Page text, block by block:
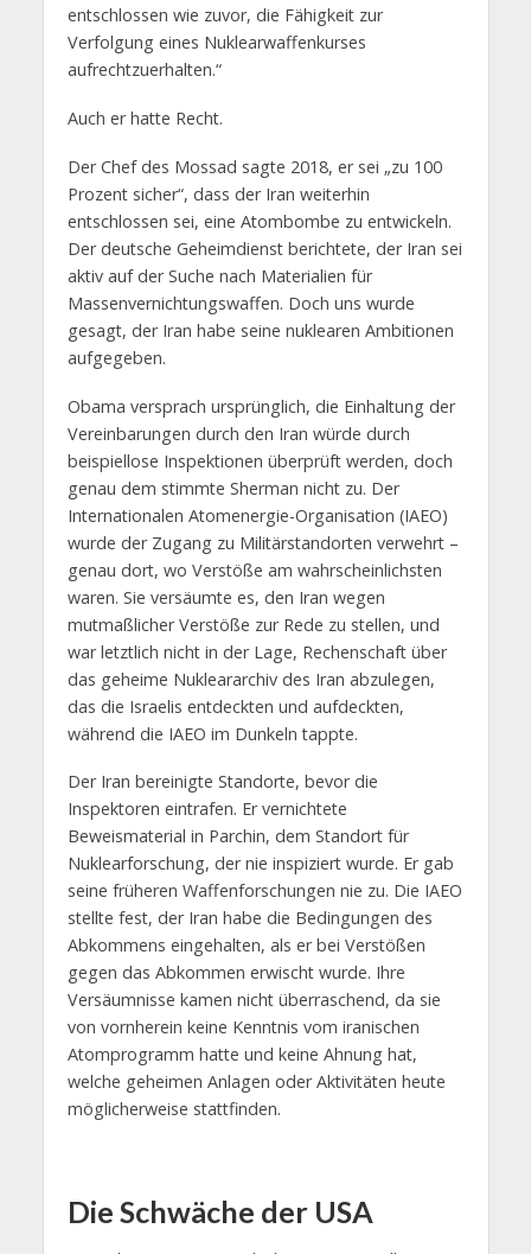
entschlossen wie zuvor, die Fähigkeit zur
Verfolgung eines Nuklearwaffenkurses
aufrechtzuerhalten.“
Auch er hatte Recht.
Der Chef des Mossad sagte 2018, er sei „zu 100
Prozent sicher“, dass der Iran weiterhin
entschlossen sei, eine Atombombe zu entwickeln.
Der deutsche Geheimdienst berichtete, der Iran sei
aktiv auf der Suche nach Materialien für
Massenvernichtungswaffen. Doch uns wurde
gesagt, der Iran habe seine nuklearen Ambitionen
aufgegeben.
Obama versprach ursprünglich, die Einhaltung der
Vereinbarungen durch den Iran würde durch
beispiellose Inspektionen überprüft werden, doch
genau dem stimmte Sherman nicht zu. Der
Internationalen Atomenergie-Organisation (IAEO)
wurde der Zugang zu Militärstandorten verwehrt –
genau dort, wo Verstöße am wahrscheinlichsten
waren. Sie versäumte es, den Iran wegen
mutmaßlicher Verstöße zur Rede zu stellen, und
war letztlich nicht in der Lage, Rechenschaft über
das geheime Nukleararchiv des Iran abzulegen,
das die Israelis entdeckten und aufdeckten,
während die IAEO im Dunkeln tappte.
Der Iran bereinigte Standorte, bevor die
Inspektoren eintrafen. Er vernichtete
Beweismaterial in Parchin, dem Standort für
Nuklearforschung, der nie inspiziert wurde. Er gab
seine früheren Waffenforschungen nie zu. Die IAEO
stellte fest, der Iran habe die Bedingungen des
Abkommens eingehalten, als er bei Verstößen
gegen das Abkommen erwischt wurde. Ihre
Versäumnisse kamen nicht überraschend, da sie
von vornherein keine Kenntnis vom iranischen
Atomprogramm hatte und keine Ahnung hat,
welche geheimen Anlagen oder Aktivitäten heute
möglicherweise stattfinden.
Die Schwäche der USA